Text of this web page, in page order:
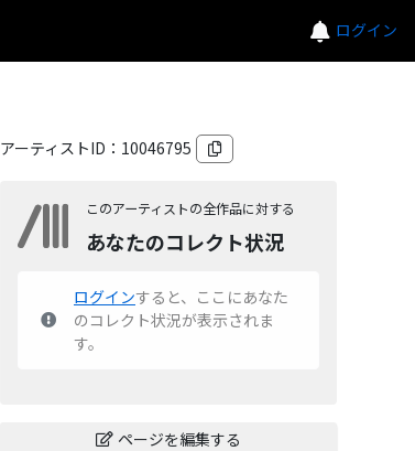
ログイン
アーティストID： 10046795
このアーティストの全作品に対する
あなたのコレクト状況
ログインすると、ここにあなた
のコレクト状況が表示されま
す。
ページを編集する